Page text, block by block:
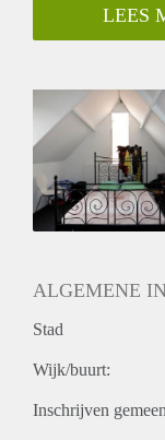
Garantiestelling
Borg: 1 maand
Gedeelde keuken:
Gedeelde Douche:
Gedeelde
Huisgenoten: Nee
Geslacht
LEES
ALGEMENE
Stad
Wijk/buurt:
Inschrijven